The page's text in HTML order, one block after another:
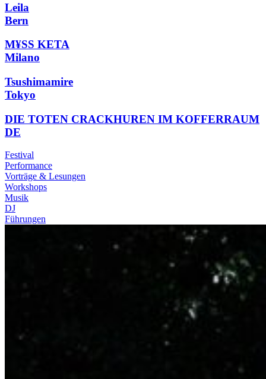
Leila
Bern
M¥SS KETA
Milano
Tsushimamire
Tokyo
DIE TOTEN CRACKHUREN IM KOFFERRAUM
DE
Festival
Performance
Vorträge & Lesungen
Workshops
Musik
DJ
Führungen